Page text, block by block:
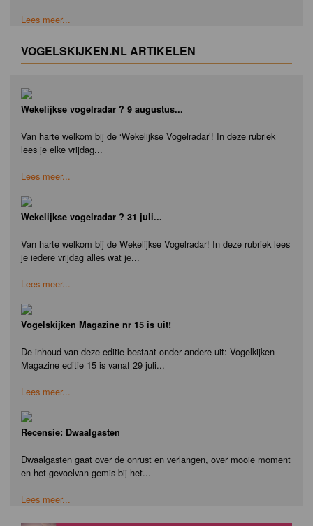
Lees meer...
VOGELSKIJKEN.NL ARTIKELEN
Wekelijkse vogelradar ? 9 augustus...
Van harte welkom bij de ‘Wekelijkse Vogelradar’! In deze rubriek
lees je elke vrijdag...
Lees meer...
Wekelijkse vogelradar ? 31 juli...
Van harte welkom bij de Wekelijkse Vogelradar! In deze rubriek lees
je iedere vrijdag alles wat je...
Lees meer...
Vogelskijken Magazine nr 15 is uit!
De inhoud van deze editie bestaat onder andere uit: Vogelkijken
Magazine editie 15 is vanaf 29 juli...
Lees meer...
Recensie: Dwaalgasten
Dwaalgasten gaat over de onrust en verlangen, over mooie moment
en het gevoelvan gemis bij het...
Lees meer...